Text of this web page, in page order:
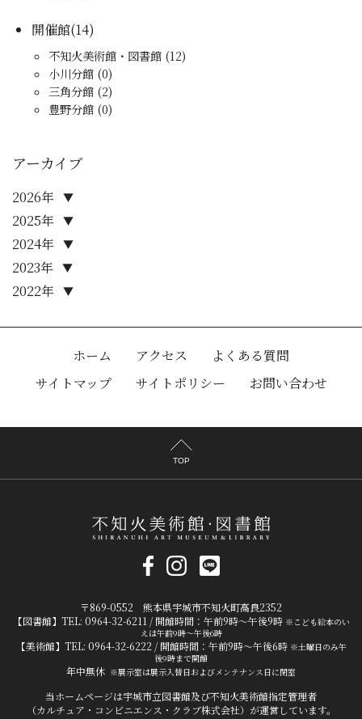
開催館(14)
不知火美術館・図書館 (12)
小川分館 (0)
三角分館 (2)
豊野分館 (0)
アーカイブ
2022年 ▼
2023年 ▼
2024年 ▼
2025年 ▼
2026年 ▼
ホーム アクセス
よくある質問
サイトマップ
サイトポリシー お問い合わせ
TOP
〒869-0552 熊本県宇城市不知火町高良2352
【図書館】TEL: 0964-32-6211 / 開館時間：午前9時～午後9時 ※こども絵本のい
えは午前9時～午後6時
【美術館】TEL: 0964-32-6222 / 開館時間：午前9時～午後6時 ※土曜日のみ午
後9時まで開館
年中無休 ※展示室は展示入替日およびメンテナンス日に閉室
当ホームページは宇城市立図書館及び不知火美術館指定管理者
（カルチュア・コンビニエンス・クラブ株式会社）が運営しています。